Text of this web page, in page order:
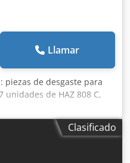
Llamar
piezas de desgaste para
unidades de HAZ 808 C,
mm 15 unidades de
kg, 2252x252 x50/125 mm
35 kg,
DISPONIBLES
Albeck Sujeto a
Clasificado